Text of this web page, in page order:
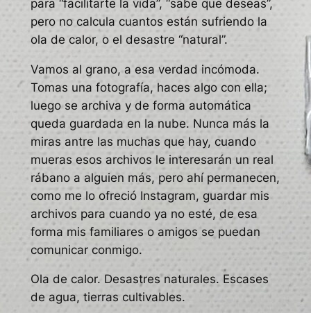
para “facilitarte la vida”, “sabe que deseas”,
pero no calcula cuantos están sufriendo la
ola de calor, o el desastre “natural”.
Vamos al grano, a esa verdad incómoda.
Tomas una fotografía, haces algo con ella;
luego se archiva y de forma automática
queda guardada en la nube. Nunca más la
miras antre las muchas que hay, cuando
mueras esos archivos le interesarán un real
rábano a alguien más, pero ahí permanecen,
como me lo ofreció Instagram, guardar mis
archivos para cuando ya no esté, de esa
forma mis familiares o amigos se puedan
comunicar conmigo.
Ola de calor. Desastres naturales. Escases
de agua, tierras cultivables.